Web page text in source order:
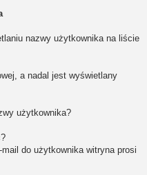
nazwy użytkownika na liście
a nadal jest wyświetlany
użytkownika?
do użytkownika witryna prosi